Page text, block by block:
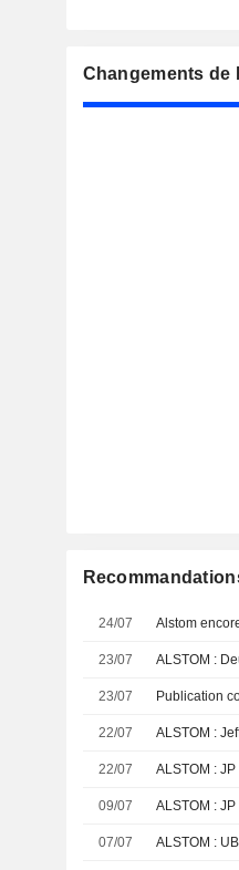
Changements de
24/07 Alstom
23/07 ALSTOM :
23/07 Publication
22/07 ALSTOM :
22/07 ALSTOM :
09/07 ALSTOM :
07/07 ALSTOM :